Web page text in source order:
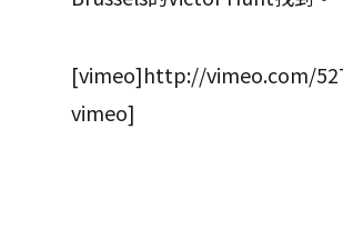
[vimeo]http://vimeo.com/
vimeo]